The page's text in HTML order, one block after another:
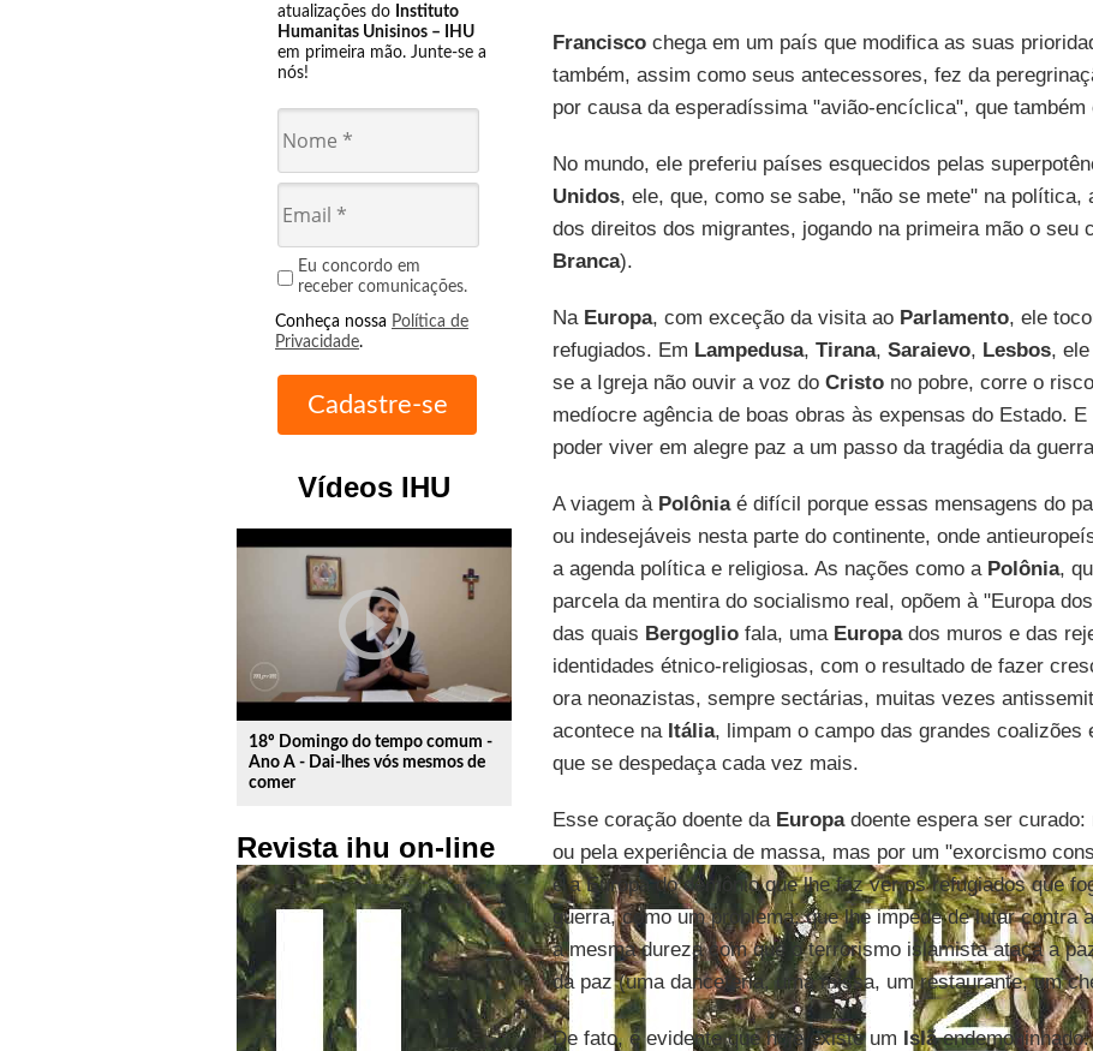
atualizações do Instituto
Humanitas Unisinos – IHU
em primeira mão. Junte-se a
nós!
Eu concordo em
receber comunicações.
Conheça nossa Política de
Privacidade.
Vídeos IHU
play_circle_outline
18º Domingo do tempo comum -
Ano A - Dai-lhes vós mesmos de
comer
Revista ihu on-line
Franciscochega em um país que modifica as suas
também, assim como seus antecessores, fez da
por causa da esperadíssima "avião-encíclica", que também
No mundo, ele preferiu países esquecidos pelas
Unidos, ele, que, como se sabe, "não se mete" na política,
dos direitos dos migrantes, jogando na primeira mão o seu
Branca).
Na Europa, com exceção da visita ao Parlamento, ele
refugiados. Em Lampedusa, Tirana, Saraievo, Lesbos,
se a Igreja não ouvir a voz do Cristono pobre, corre o
medíocre agência de boas obras às expensas do Estado.
poder viver em alegre paz a um passo da tragédia da
A viagem à Polôniaé difícil porque essas mensagens do
ou indesejáveis nesta parte do continente, onde
a agenda política e religiosa. As nações como a Polônia,
parcela da mentira do socialismo real, opõem à "Europa
das quais Bergogliofala, uma Europados muros e das
identidades étnico-religiosas, com o resultado de fazer
ora neonazistas, sempre sectárias, muitas vezes
acontece na Itália, limpam o campo das grandes coalizões
que se despedaça cada vez mais.
Esse coração doente da Europadoente espera ser curado:
ou pela experiência de massa, mas por um "exorcismo
e a Europa do demônio que lhe faz ver os refugiados que
guerra, como um problema; que lhe impede de lutar contra
a mesma dureza com que o terrorismo islamista ataca a
da paz (uma danceteria, uma missa, um restaurante, um
De fato, é evidente que hoje existe um Islã